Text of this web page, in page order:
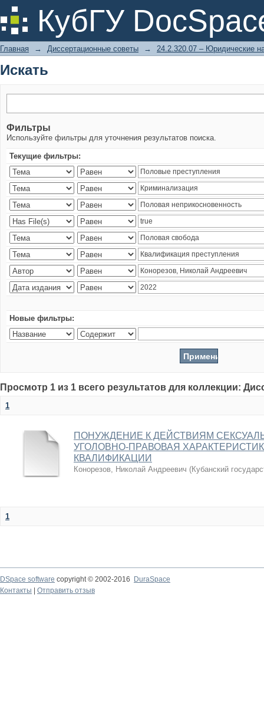
КубГУ
Искать
Главная → Диссертационные советы → 24.2.320.07 – Юридические
Искать
Фильтры
Используйте фильтры для уточнения результатов поиска.
Текущие фильтры:
Новые фильтры:
Просмотр 1 из 1 всего результатов для коллекции:
1
ПОНУЖДЕНИЕ К ДЕЙСТВИЯМ
УГОЛОВНО-ПРАВОВАЯ
КВАЛИФИКАЦИИ
Конорезов, Николай Андреевич (Кубанский
1
DSpace software copyright © 2002-2016
DuraSpace
Контакты
Отправить отзыв